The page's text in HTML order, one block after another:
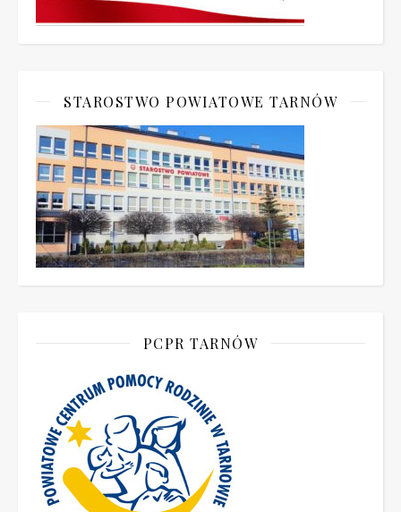
STAROSTWO POWIATOWE TARNÓW
PCPR TARNÓW